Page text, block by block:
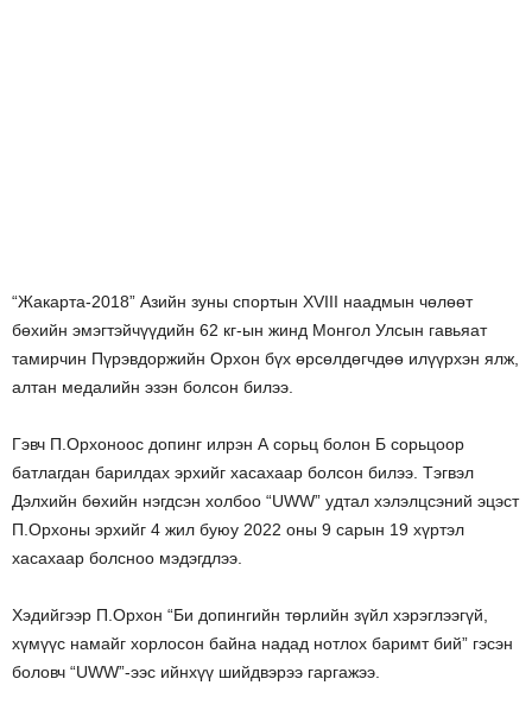
“Жакарта-2018” Азийн зуны спортын XVIII наадмын чөлөөт
бөхийн эмэгтэйчүүдийн 62 кг-ын жинд Монгол Улсын гавьяат
тамирчин Пүрэвдоржийн Орхон бүх өрсөлдөгчдөө илүүрхэн ялж,
алтан медалийн эзэн болсон билээ.
Гэвч П.Орхоноос допинг илрэн А сорьц болон Б сорьцоор
батлагдан барилдах эрхийг хасахаар болсон билээ. Тэгвэл
Дэлхийн бөхийн нэгдсэн холбоо “UWW” удтал хэлэлцсэний эцэст
П.Орхоны эрхийг 4 жил буюу 2022 оны 9 сарын 19 хүртэл
хасахаар болсноо мэдэгдлээ.
Хэдийгээр П.Орхон “Би допингийн төрлийн зүйл хэрэглээгүй,
хүмүүс намайг хорлосон байна надад нотлох баримт бий” гэсэн
боловч “UWW”-ээс ийнхүү шийдвэрээ гаргажээ.